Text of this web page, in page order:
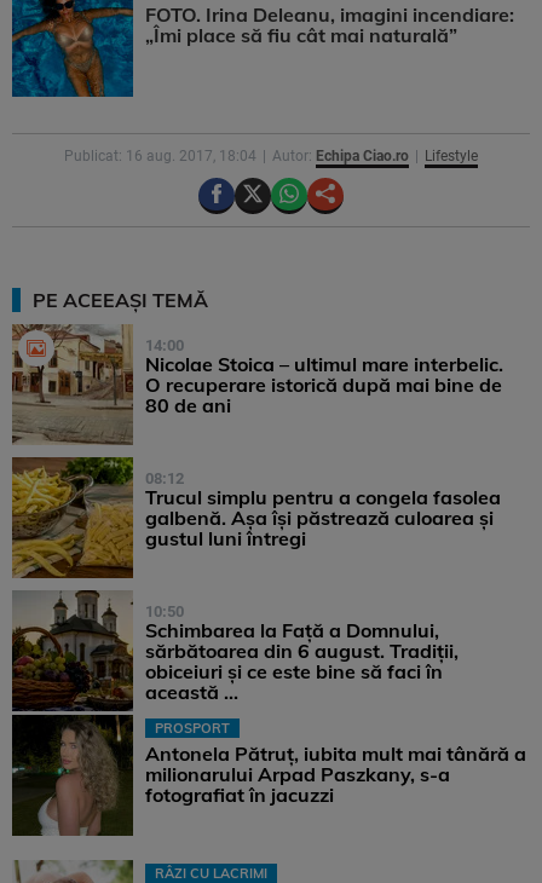
FOTO. Irina Deleanu, imagini incendiare:
„Îmi place să fiu cât mai naturală”
Publicat: 16 aug. 2017, 18:04 Autor: Echipa Ciao.ro Lifestyle
PE ACEEAȘI TEMĂ
14:00
Nicolae Stoica – ultimul mare interbelic.
O recuperare istorică după mai bine de
80 de ani
08:12
Trucul simplu pentru a congela fasolea
galbenă. Așa își păstrează culoarea și
gustul luni întregi
10:50
Schimbarea la Față a Domnului,
sărbătoarea din 6 august. Tradiții,
obiceiuri și ce este bine să faci în
această ...
PROSPORT
Antonela Pătruț, iubita mult mai tânără a
milionarului Arpad Paszkany, s-a
fotografiat în jacuzzi
RÂZI CU LACRIMI